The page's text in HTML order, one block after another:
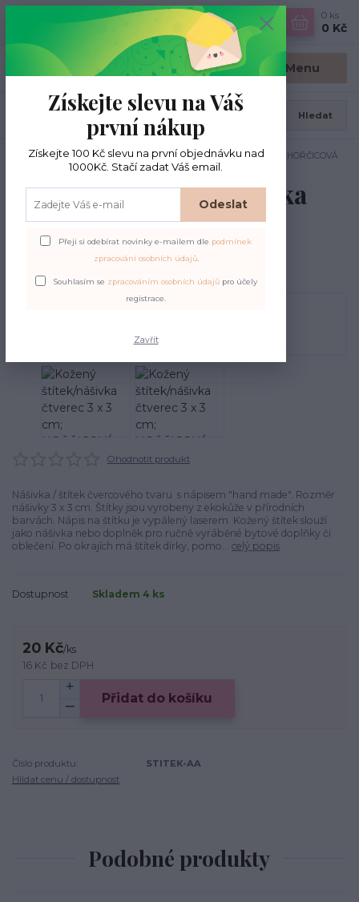
Menu
CZK
Hledat
0 ks
0 Kč
Úvod Kožené štítky Kožený štítek/nášivka čtverec 3 x 3 cm; HOŘČICOVÁ
Kožený štítek/nášivka
čtverec 3 x 3 cm;
HOŘČICOVÁ
Ohodnotit produkt
Nášivka / štítek čvercového tvaru s nápisem "hand made". Rozměr
nášivky 3 x 3 cm. Štítky jsou vyrobeny z ekokůže v přírodních
barvách. Nápis na štítku je vypálený laserem. Kožený štítek slouží
jako nášivka nebo doplněk pro ručně vyráběné bytové doplňky či
oblečení. Po okrajích má štítek dírky, pomo... celý popis
Dostupnost Skladem 4 ks
20 Kč/ks
16 Kč bez DPH
Přidat do košíku
Číslo produktu:
STITEK-AA
Hlídat cenu / dostupnost
Podobné produkty
Získejte slevu na Váš
první nákup
Získejte 100 Kč slevu na první objednávku nad
1000Kč. Stačí zadat Váš email.
Odeslat
Přeji si odebírat novinky e-mailem dle podmínek
zpracování osobních údajů.
Souhlasím se zpracováním osobních údajůpro účely
registrace.
Zavřít